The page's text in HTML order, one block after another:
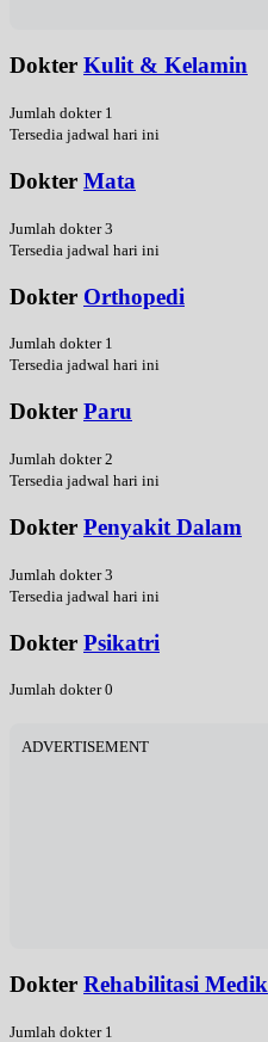
Dokter Kulit & Kelamin
Jumlah dokter 1
Tersedia jadwal hari ini
Dokter Mata
Jumlah dokter 3
Tersedia jadwal hari ini
Dokter Orthopedi
Jumlah dokter 1
Tersedia jadwal hari ini
Dokter Paru
Jumlah dokter 2
Tersedia jadwal hari ini
Dokter Penyakit Dalam
Jumlah dokter 3
Tersedia jadwal hari ini
Dokter Psikatri
Jumlah dokter 0
ADVERTISEMENT
Dokter Rehabilitasi Medik
Jumlah dokter 1